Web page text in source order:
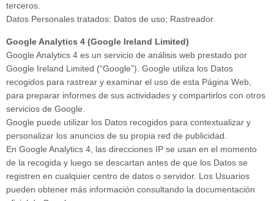
terceros.
Datos Personales tratados: Datos de uso; Rastreador.
Google Analytics 4 (Google Ireland Limited)
Google Analytics 4 es un servicio de análisis web prestado por
Google Ireland Limited (“Google”). Google utiliza los Datos
recogidos para rastrear y examinar el uso de esta Página Web,
para preparar informes de sus actividades y compartirlos con otros
servicios de Google.
Google puede utilizar los Datos recogidos para contextualizar y
personalizar los anuncios de su propia red de publicidad.
En Google Analytics 4, las direcciones IP se usan en el momento
de la recogida y luego se descartan antes de que los Datos se
registren en cualquier centro de datos o servidor. Los Usuarios
pueden obtener más información consultando la documentación